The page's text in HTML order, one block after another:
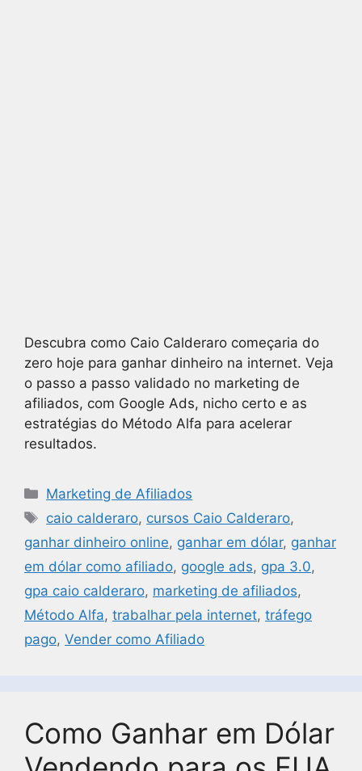
Descubra como Caio Calderaro começaria do
zero hoje para ganhar dinheiro na internet. Veja
o passo a passo validado no marketing de
afiliados, com Google Ads, nicho certo e as
estratégias do Método Alfa para acelerar
resultados.
Marketing de Afiliados
caio calderaro, cursos Caio Calderaro,
ganhar dinheiro online, ganhar em dólar, ganhar
em dólar como afiliado, google ads, gpa 3.0,
gpa caio calderaro, marketing de afiliados,
Método Alfa, trabalhar pela internet, tráfego
pago, Vender como Afiliado
Como Ganhar em Dólar